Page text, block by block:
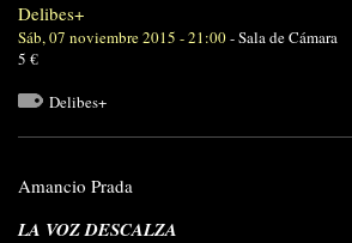
Delibes+
Sáb, 07 noviembre 2015 - 21:00-Sala de Cámara
5 €
Delibes+
Amancio Prada
LA VOZ DESCALZA